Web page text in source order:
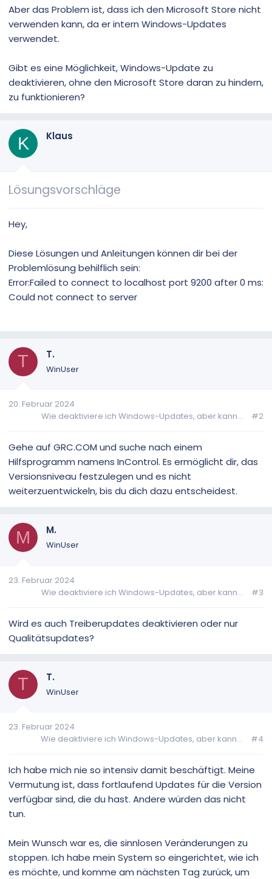
Aber das Problem ist, dass ich den Microsoft Store nicht
verwenden kann, da er intern Windows-Updates
verwendet.
Gibt es eine Möglichkeit, Windows-Update zu
deaktivieren, ohne den Microsoft Store daran zu hindern,
zu funktionieren?
K Klaus
Lösungsvorschläge
Hey,
Diese Lösungen und Anleitungen können dir bei der
Problemlösung behilflich sein:
Error:Failed to connect to localhost port 9200 after 0 ms:
Could not connect to server
T T.
WinUser
20. Februar 2024
Wie deaktiviere ich Windows-Updates, aber kann...
#2
Gehe auf GRC.COM und suche nach einem
Hilfsprogramm namens InControl. Es ermöglicht dir, das
Versionsniveau festzulegen und es nicht
weiterzuentwickeln, bis du dich dazu entscheidest.
M M.
WinUser
23. Februar 2024
Wie deaktiviere ich Windows-Updates, aber kann...
#3
Wird es auch Treiberupdates deaktivieren oder nur
Qualitätsupdates?
T T.
WinUser
23. Februar 2024
Wie deaktiviere ich Windows-Updates, aber kann...
#4
Ich habe mich nie so intensiv damit beschäftigt. Meine
Vermutung ist, dass fortlaufend Updates für die Version
verfügbar sind, die du hast. Andere würden das nicht
tun.
Mein Wunsch war es, die sinnlosen Veränderungen zu
stoppen. Ich habe mein System so eingerichtet, wie ich
es möchte, und komme am nächsten Tag zurück, um